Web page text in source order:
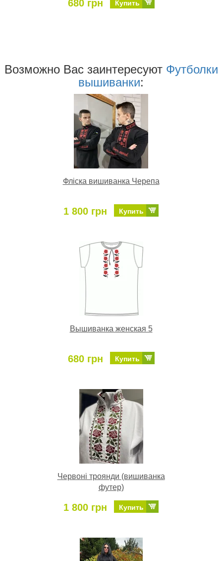
680 грн Купить
Возможно Ваc заинтересуют Футболки
вышиванки:
Фліска вишиванка Черепа
1 800 грн Купить
Вышиванка женская 5
680 грн Купить
Червоні троянди (вишиванка
футер)
1 800 грн Купить